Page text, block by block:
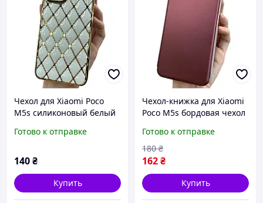
Чехол для Xiaomi Poco
M5s силиконовый белый
Готово к отправке
140₴
Купить
Чехол-книжка для Xiaomi
Poco M5s бордовая чехол
карт
Готово к отправке
162₴
180 ₴
Купить